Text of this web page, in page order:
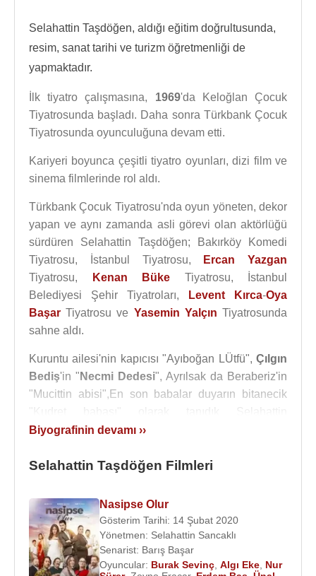
Selahattin Taşdöğen, aldığı eğitim doğrultusunda,
resim, sanat tarihi ve turizm öğretmenliği de
yapmaktadır.
İlk tiyatro çalışmasına, 1969'da Keloğlan Çocuk
Tiyatrosunda başladı. Daha sonra Türkbank Çocuk
Tiyatrosunda oyunculuğuna devam etti.
Kariyeri boyunca çeşitli tiyatro oyunları, dizi film ve
sinema filmlerinde rol aldı.
Türkbank Çocuk Tiyatrosu'nda oyun yöneten, dekor
yapan ve aynı zamanda asli görevi olan aktörlüğü
sürdüren Selahattin Taşdöğen; Bakırköy Komedi
Tiyatrosu, İstanbul Tiyatrosu,
Ercan Yazgan
Tiyatrosu,
Kenan Büke Tiyatrosu, İstanbul
Belediyesi Şehir Tiyatroları,
Levent Kırca-Oya
Başar Tiyatrosu ve Yasemin Yalçın Tiyatrosunda
sahne aldı.
Kuruntu ailesi'nin kapıcısı "Ayıboğan LÜtfü", Çılgın
Bediş'in " Necmi Dedesi", Ayrılsak da Beraberiz'in
"Mucittin abisi",En son babalar duyarın bitanecik
Taşdöğen’i.
Selahattin Taşdöğen, 1974 yılında tiyatro ve sinema
çalışmalarının yanı sıra televizyonda da rol almaya
2015yılında “Aşk Nerede” adlı sinema filminde
Ayça Erturan,Faik Ergin,Eylül Öztürk
Aydoğan,Kadir Çöpdemir,Selahattin Taşdöğen
Biyografinin devamı ››
Selahattin Taşdöğen Filmleri
Nasipse Olur
Gösterim Tarihi: 14 Şubat 2020
Yönetmen: Selahattin Sancaklı
Senarist: Barış Başar
Oyuncular: Burak Sevinç Algı Eke Nur